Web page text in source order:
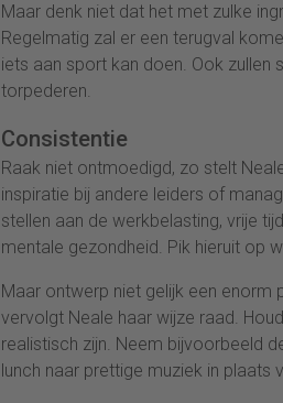
Maar denk niet dat het met zulke
Regelmatig zal er een terugval
iets aan sport kan doen. Ook
torpederen.
Consistentie
Raak niet ontmoedigd, zo stelt
inspiratie bij andere leiders of
stellen aan de werkbelasting, vrije
mentale gezondheid. Pik hieruit op
Maar ontwerp niet gelijk een
vervolgt Neale haar wijze raad.
realistisch zijn. Neem bijvoorbeeld
lunch naar prettige muziek in